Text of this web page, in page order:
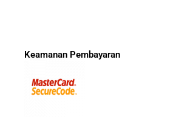
Keamanan Pembayaran